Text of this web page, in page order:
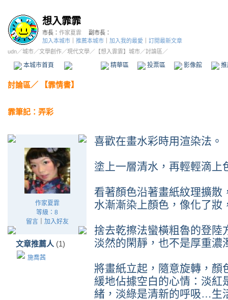
想入霏霏
市長： 作家夏霏
副市長：
加入本城市
推薦本城市 加入我的最愛
訂閱最新文章
udn／城市／文學創作／現代文學／ 【想入霏霏】城市／討論區／
本城市首頁 精華區 投票區 影像館
討論區／ 【霏情書】
霏筆記：弄彩
作家夏霏
等級：8
留言｜ 加入好友
文章推薦人 (1)
施喬茜
喜歡在畫水彩時用渲染法。
塗上一層清水，再輕輕滴上
看著顏色沿著畫紙紋理擴散
水漸漸染上顏色，像化了妝
捨去乾擦法蠻橫粗魯的登陸
淡然的閑靜，也不是厚重濃
將畫紙立起，隨意旋轉，顏
緩地佔據空白的心情：淡紅
緒，淡綠是清新的呼吸…生